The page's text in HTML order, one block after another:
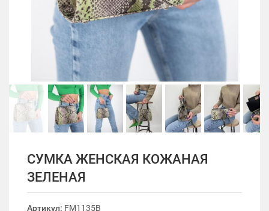
СУМКА ЖЕНСКАЯ КОЖАНАЯ
ЗЕЛЕНАЯ
Артикул: FM1135B